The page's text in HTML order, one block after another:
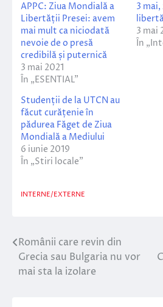
APPC: Ziua Mondială a
Libertății Presei: avem
mai mult ca niciodată
nevoie de o presă
credibilă și puternică
3 mai 2021
În „ESENTIAL”
3
3 mai
În
Studenții de la UTCN au
făcut curățenie în
pădurea Făget de Ziua
Mondială a Mediului
6 iunie 2019
În „Stiri locale”
INTERNE/EXTERNE
Navigare
în
Românii care revin din
Grecia sau Bulgaria nu vor
mai sta la izolare